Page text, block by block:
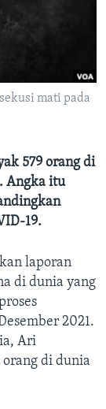
mati pada
579 orang di
Angka itu
19.
laporan
di dunia yang
2021.
Ari
orang di dunia